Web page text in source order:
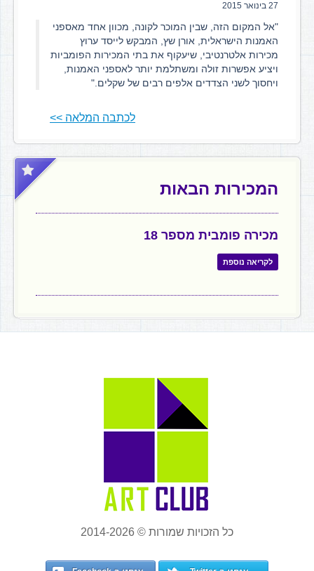
27 בינואר 2015
"אל המקום הזה, שבין המוכר לקונה, מכוון אחד מאספני
האמנות הישראלית, אורן שץ, המבקש לייסד ערוץ
מכירות אלטרנטיבי, שיעקוף את בתי המכירות הפומביות
ויציע אפשרות זולה ומשתלמת יותר לאספני האמנות,
ויחסוך לשני הצדדים אלפים רבים של שקלים."
לכתבה המלאה >>
המכירות הבאות
מכירה פומבית מספר 18
לקריאה נוספת
כל הזכויות שמורות © 2014-2026